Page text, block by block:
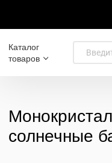
Каталог
товаров
солнечные